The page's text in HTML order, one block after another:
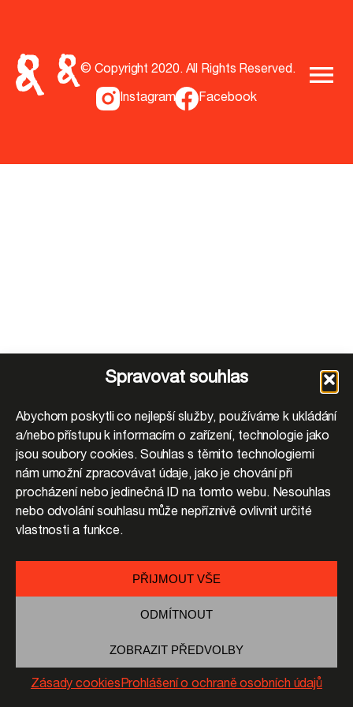
Spravovat souhlas
Abychom poskytli co nejlepší služby, používáme k ukládání
a/nebo přístupu k informacím o zařízení, technologie jako
jsou soubory cookies. Souhlas s těmito technologiemi
nám umožní zpracovávat údaje, jako je chování při
procházení nebo jedinečná ID na tomto webu. Nesouhlas
nebo odvolání souhlasu může nepříznivě ovlivnit určité
vlastnosti a funkce.
PŘIJMOUT VŠE
ODMÍTNOUT
ZOBRAZIT PŘEDVOLBY
Zásady cookiesProhlášení o ochraně osobních údajů
© Copyright 2020. All Rights Reserved.
Instagram Facebook